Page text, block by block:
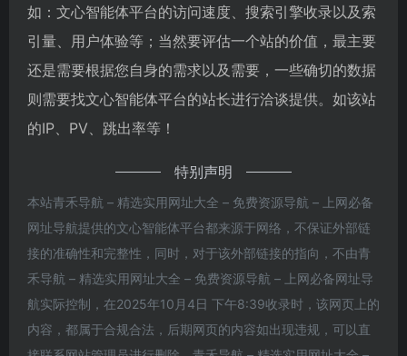
如：文心智能体平台的访问速度、搜索引擎收录以及索
引量、用户体验等；当然要评估一个站的价值，最主要
还是需要根据您自身的需求以及需要，一些确切的数据
则需要找文心智能体平台的站长进行洽谈提供。如该站
的IP、PV、跳出率等！
特别声明
本站青禾导航 – 精选实用网址大全 – 免费资源导航 – 上网必备
网址导航提供的文心智能体平台都来源于网络，不保证外部链
接的准确性和完整性，同时，对于该外部链接的指向，不由青
禾导航 – 精选实用网址大全 – 免费资源导航 – 上网必备网址导
航实际控制，在2025年10月4日 下午8:39收录时，该网页上的
内容，都属于合规合法，后期网页的内容如出现违规，可以直